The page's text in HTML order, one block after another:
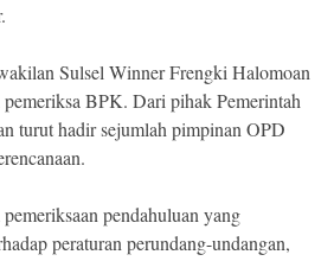
Sulsel Winner Frengki Halomoan
BPK. Dari pihak Pemerintah
turut hadir sejumlah pimpinan OPD
pendahuluan yang
peraturan perundang-undangan,